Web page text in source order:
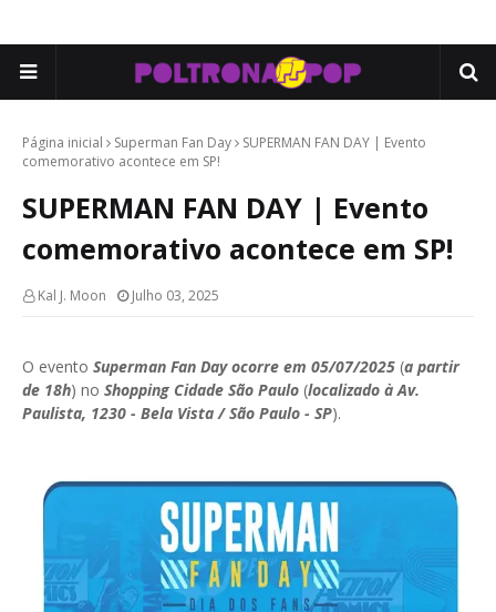
Página inicial Superman Fan Day
SUPERMAN FAN DAY | Evento
comemorativo acontece em SP!
SUPERMAN FAN DAY | Evento
comemorativo acontece em SP!
Kal J. Moon Julho 03, 2025
O evento Superman Fan Day ocorre em 05/07/2025 (a partir
de 18h) no Shopping Cidade São Paulo (localizado à Av.
Paulista, 1230 - Bela Vista / São Paulo - SP).